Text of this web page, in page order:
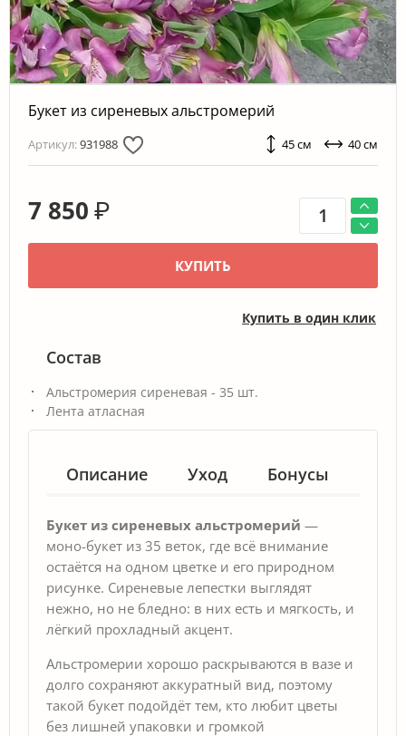
Букет из сиреневых альстромерий
Артикул:931988 45 см 40 см
7 850 ₽
КУПИТЬ
Купить в один клик
Состав
Альстромерия сиреневая - 35 шт.
Лента атласная
Описание Уход Бонусы
Букет из сиреневых альстромерий —
моно-букет из 35 веток, где всё внимание
остаётся на одном цветке и его природном
рисунке. Сиреневые лепестки выглядят
нежно, но не бледно: в них есть и мягкость, и
лёгкий прохладный акцент.
Альстромерии хорошо раскрываются в вазе и
долго сохраняют аккуратный вид, поэтому
такой букет подойдёт тем, кто любит цветы
без лишней упаковки и громкой